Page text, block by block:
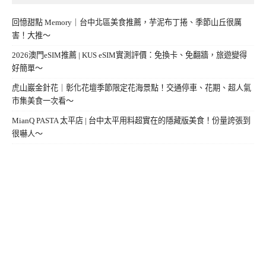
回憶甜點 Memory｜台中北區美食推薦，芋泥布丁捲、季節山丘很厲
害！大推～
2026澳門eSIM推薦 | KUS eSIM實測評價：免換卡、免翻牆，旅遊變得
好簡單～
虎山巖金針花｜彰化花壇季節限定花海景點！交通停車、花期、超人氣
市集美食一次看～
MianQ PASTA 太平店 | 台中太平用料超實在的隱藏版美食！份量誇張到
很嚇人～